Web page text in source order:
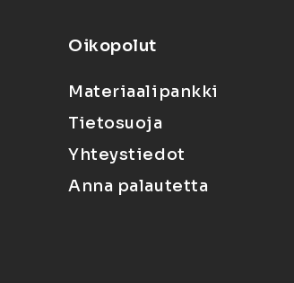
Oikopolut
Materiaalipankki
Tietosuoja
Yhteystiedot
Anna palautetta